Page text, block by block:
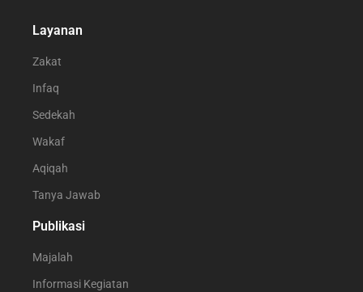
Layanan
Zakat
Infaq
Sedekah
Wakaf
Aqiqah
Tanya Jawab
Publikasi
Majalah
Informasi Kegiatan